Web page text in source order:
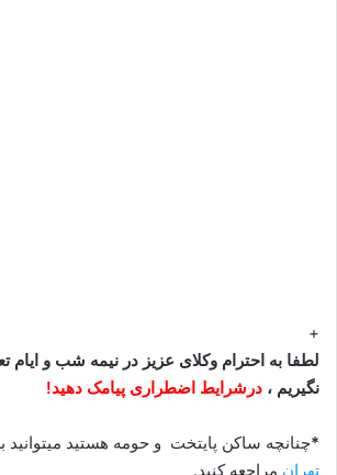
+
لطفا به احترام وکلای عزیز در نیمه شب و ایام
نگیریم ، درشرایط اضطراری پیامک دهید!
*چنانچه ساکن پایتخت و حومه هستید
تهران مراجعه کنید.